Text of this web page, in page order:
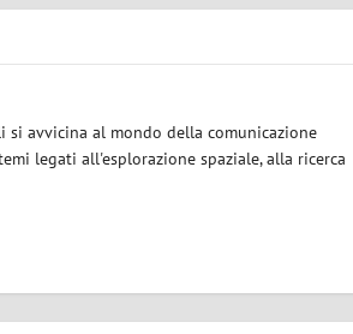
avvicina al mondo della comunicazione
legati all'esplorazione spaziale, alla ricerca